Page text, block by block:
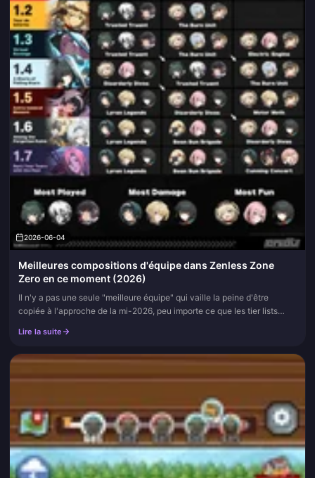
2026-06-04
Meilleures compositions d'équipe dans Zenless Zone
Zero en ce moment (2026)
Il n'y a pas une seule "meilleure équipe" qui vaille la peine d'être
copiée à l'approche de la mi-2026, peu importe ce que les tier lists
Lire la suite